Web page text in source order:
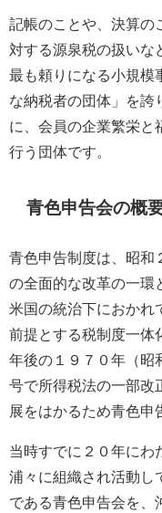
記帳のことや、決算の
対する源泉税の扱いな
最も頼りになる小規模
な納税者の団体」を誇
に、会員の企業繁栄と
行う団体です。
青色申告会の概
青色申告制度は、昭和
の全面的な改革の一環
米国の統治下におかれ
前提とする税制度一体
年後の１９７０年（昭
号で所得税法の一部改
展をはかるため青色申
当時すでに２０年にわ
浦々に組織され活動し
である青色申告会を、